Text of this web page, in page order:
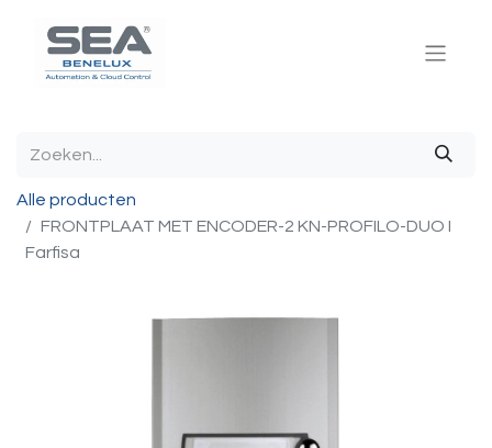
Alle producten
FRONTPLAAT MET ENCODER-2 KN-PROFILO-DUO I
Farfisa